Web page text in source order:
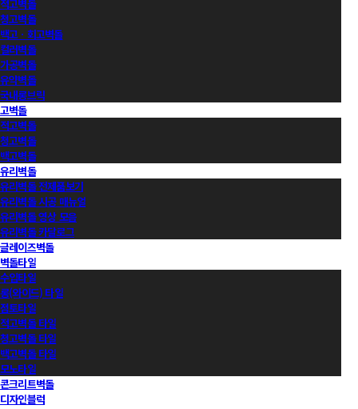
적고벽돌
청고벽돌
백고ㆍ회고벽돌
컬러벽돌
가공벽돌
유약벽돌
국내롱브릭
고벽돌
적고벽돌
청고벽돌
백고벽돌
유리벽돌
유리벽돌 전제품보기
유리벽돌 시공 매뉴얼
유리벽돌 영상 모음
유리벽돌 카달로그
글레이즈벽돌
벽돌타일
수입타일
롱(와이드) 타일
점토타일
적고벽돌 타일
청고벽돌 타일
백고벽돌 타일
모노타일
콘크리트벽돌
디자인블럭